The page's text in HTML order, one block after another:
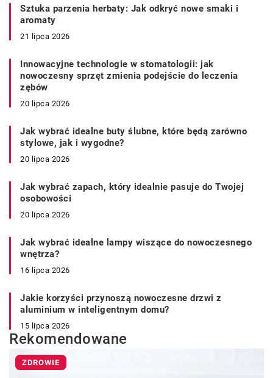
Sztuka parzenia herbaty: Jak odkryć nowe smaki i
aromaty
21 lipca 2026
Innowacyjne technologie w stomatologii: jak
nowoczesny sprzęt zmienia podejście do leczenia
zębów
20 lipca 2026
Jak wybrać idealne buty ślubne, które będą zarówno
stylowe, jak i wygodne?
20 lipca 2026
Jak wybrać zapach, który idealnie pasuje do Twojej
osobowości
20 lipca 2026
Jak wybrać idealne lampy wiszące do nowoczesnego
wnętrza?
16 lipca 2026
Jakie korzyści przynoszą nowoczesne drzwi z
aluminium w inteligentnym domu?
15 lipca 2026
Rekomendowane
ZDROWIE